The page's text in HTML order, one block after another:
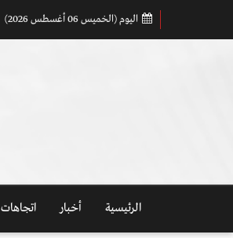
اليوم (الخميس 06 أغسطس 2026)
الرئيسية أخبار اتجاهات